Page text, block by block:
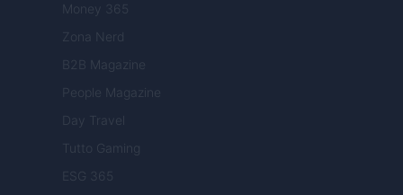
Money 365
Zona Nerd
B2B Magazine
People Magazine
Day Travel
Tutto Gaming
ESG 365